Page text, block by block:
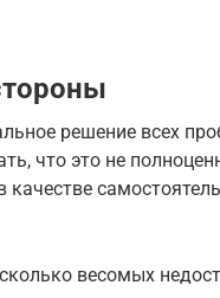
решение всех
что это не
качестве
весомых